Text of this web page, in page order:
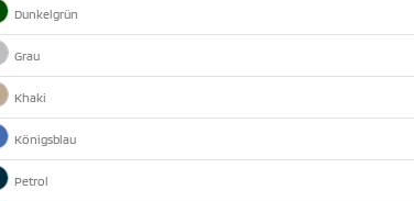
Dunkelgrün
Grau
Khaki
Königsblau
Petrol